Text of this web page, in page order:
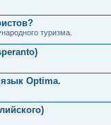
туризма.
Optima.